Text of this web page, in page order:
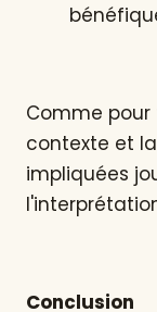
Comme pour
contexte et
impliquées
Conclusion